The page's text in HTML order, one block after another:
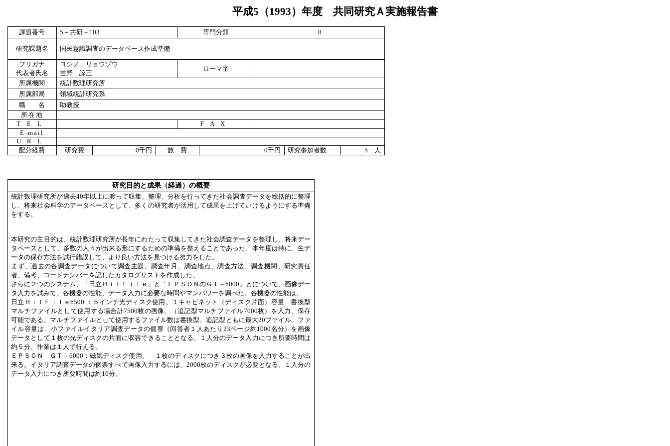
平成5 （1993）年度 共同研究Ａ実施報告書
課題番号 5 －共研－ 103 専門分類 8
研究課題名 国民意識調査のデータベース作成準備
フリガナ
代表者氏名
ヨシノ リョウゾウ
吉野 諒三
ローマ字
所属機関
統計数理研究所
所属部局
領域統計研究系
職 名
助教授
所在地
TEL
FAX
E-mail
URL
配分経費
研究費 0千円 旅 費 0千円 研究参加者数 5 人
研究目的と成果（経過）の概要
統計数理研究所が過去40年以上に渡って収集、整理、分析を行ってきた社会調査データを総括的に整理
し、将来社会科学のデータベースとして、多くの研究者が活用して成果を上げていけるようにする準備
をする。
本研究の主目的は、統計数理研究所が長年にわたって収集してきた社会調査データを整理し、将来デー
タベースとして、多数の人々が出来る形にするための準備を整えることであった。本年度は特に、生デ
ータの保存方法を試行錯誤して、より良い方法を見つける努力をした。
まず、過去の各調査データについて調査主題、調査年月、調査地点、調査方法、調査機関、研究責任
者、備考、コードナンバーを記したカタログリストを作成した。
さらに２つのシステム、「日立ＨｉｔＦｉｌｅ」と「ＥＰＳＯＮのＧＴ－6000」とについて、画像デー
タ入力を試みて、各機器の性能、データ入力に必要な時間やマンパワーを調べた。各機器の性能は、
日立ＨｉｔＦｉｌｅ6500 ：５インチ光ディスク使用。１キャビネット（ディスク片面）容量 書換型
マルチファイルとして使用する場合計7500枚の画像、（追記型マルチファイル7000枚）を入力、保存
可能である。マルチファイルとして使用するファイル数は書換型、追記型ともに最大20ファイル。ファ
イル容量は、小ファイルイタリア調査データの個票（回答者１人あたり23ページ約1000名分）を画像
データとして１枚の光ディスクの片面に収容できることとなる。１人分のデータ入力につき所要時間は
約５分。作業は１人で行える。
ＥＰＳＯＮ ＧＴ－6000：磁気ディスク使用。 １枚のディスクにつき３枚の画像を入力することが出
来る。イタリア調査データの個票すべて画像入力するには、2000枚のディスクが必要となる。１人分の
データ入力につき所要時間は約10分。